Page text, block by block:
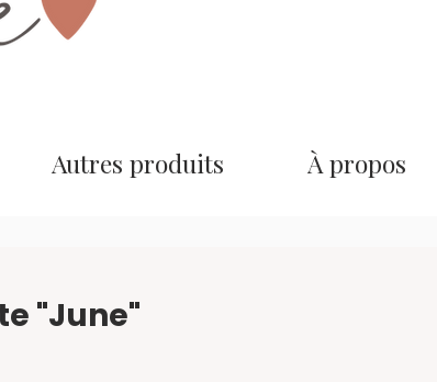
Autres produits À propos
"June"